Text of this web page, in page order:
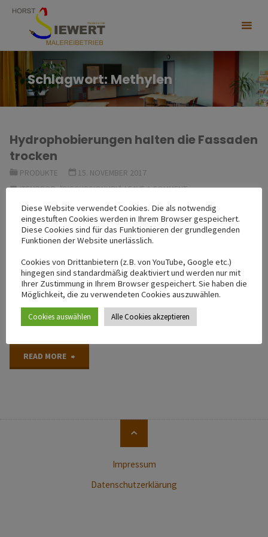
Skip
Schlagwort:Methylen
Hydrophobierungen halten die Fassaden
trocken
PRODUKTE
15. NOVEMBER 2017
ITEMPROP="DISCUSSIONURL" LEAVE A COMMENT
Eine Hydrophobierung ist eine wasserabweisende
Imprägnierung des Untergrundes. Sie ist besonders geeignet,
um Mauerwerk, z.B. aus Klinker, Mörtel oder Rauputz vor Regen
oder Spritzwasser zu schützen. Dadurch können
Feuchteschäden an Außenwänden wie Rißbildung im Mauerwerk,
Salzausblühungen, feuchte Innenwände und Schimmelbildung
reduziert, oft sogar verhindert werden. Die Hydrophobierung
besteht aus Silikonharzen …
READ MORE
Impressum
Datenschutzerklärung
Back
to
Top
Diese Website verwendet Cookies. Die als notwendig
eingestuften Cookies werden in Ihrem Browser gespeichert.
Diese Cookies sind für das Funktionieren der grundlegenden
Funktionen der Website unerlässlich.
Cookies von Drittanbietern (z.B. von YouTube, Google etc.)
hingegen sind standardmäßig deaktiviert und werden nur mit
Ihrer Zustimmung in Ihrem Browser gespeichert. Sie haben die
Möglichkeit, die zu verwendeten Cookies auszuwählen.
Cookies auswählen Alle Cookies akzeptieren